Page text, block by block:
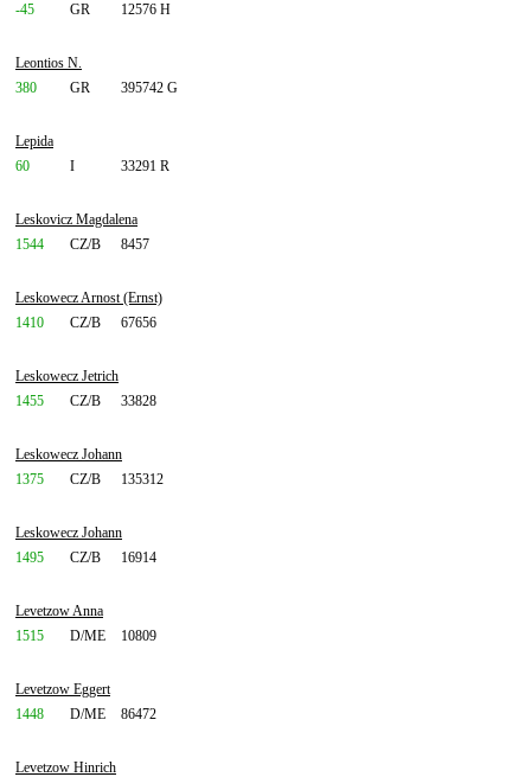
-45
GR 12576 H
Leontios N.
380
GR 395742 G
Lepida
60
I 33291 R
Leskovicz Magdalena
1544
CZ/B 8457
Leskowecz Arnost (Ernst)
1410
CZ/B 67656
Leskowecz Jetrich
1455
CZ/B 33828
Leskowecz Johann
1375
CZ/B 135312
Leskowecz Johann
1495
CZ/B 16914
Levetzow Anna
1515
D/ME 10809
Levetzow Eggert
1448
D/ME 86472
Levetzow Hinrich